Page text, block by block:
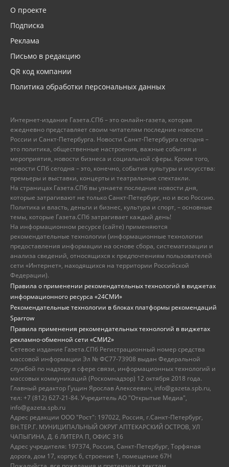
О проекте
Подписка
Реклама
Письмо в редакцию
QR код компании
Политика обработки персональных данных
Интернет-издание Газета.СПб – это онлайн-газета, которая
ежедневно представляет своим читателям последние новости
России и Санкт-Петербурга. Новости Санкт-Петербурга сегодня –
это политика, общественные настроения, важные события и
мероприятия, новости бизнеса и социальной сферы. Кроме того,
новости СПб сегодня – это, конечно, события культуры и искусства:
премьеры и выставки, концерты и театральные спектакли.
На страницах Газета.СПб вы узнаете последние новости дня,
которые затрагивают не только Санкт-Петербург, но и всю Россию.
Политика и власть, деньги и бизнес, культура и спорт, – основные
темы, которые Газета.СПб затрагивает каждый день!
На информационном ресурсе (сайте) применяются
рекомендательные технологии (информационные технологии
предоставления информации на основе сбора, систематизации и
анализа сведений, относящихся к предпочтениям пользователей
сети «Интернет», находящихся на территории Российской
Федерации).
Правила о применении рекомендательных технологий в виджетах
информационного ресурса «24СМИ»
Рекомендательные технологии в блоках платформы рекомендаций
Sparrow
Правила применения рекомендательных технологий в виджетах
рекламно-обменной сети «СМИ2»
Сетевое издание Газета.СПб Регистрационный номер средства
массовой информации Эл № ФС77-73908 выдан Федеральной
службой по надзору в сфере связи, информационных технологий и
массовых коммуникаций (Роскомнадзор) 12 октября 2018 года.
Главный редактор Гущин Ярослав Алексеевич, info@gazeta.spb.ru,
тел: +7 (812) 627-21-84. Учредитель АО "Открытые Медиа",
info@gazeta.spb.ru
Адрес редакции ООО "Рост": 197022, Россия, г.Санкт-Петербург,
ВН.ТЕР.Г. МУНИЦИПАЛЬНЫЙ ОКРУГ АПТЕКАРСКИЙ ОСТРОВ, УЛ
ЧАПЫГИНА, Д. 6 ЛИТЕРА П, ОФИС 316
Адрес учредителя: 197374, Россия, Санкт-Петербург, Торфяная
дорога, дом 17, корпус 6, строение 1, помещение 67Н